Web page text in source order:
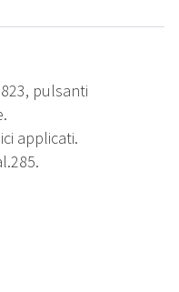
pulsanti
applicati.